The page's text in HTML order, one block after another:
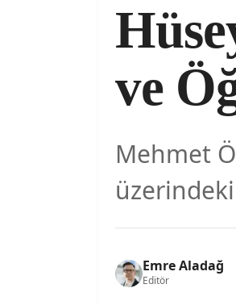
ve
Mehmet
Emre Aladağ
Editör